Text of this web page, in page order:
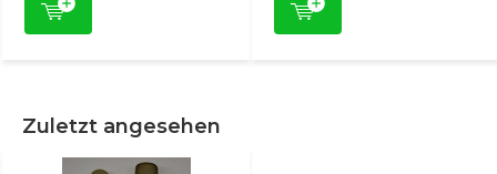
Zuletzt angesehen